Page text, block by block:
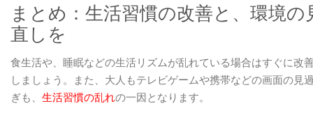
まとめ：生活習慣の改善と、環境の
直しを
食生活や、睡眠などの生活リズムが乱れている場合はすぐに改
しましょう。また、大人もテレビゲームや携帯などの画面の見
ぎも、 生活習慣の乱れの一因となります。